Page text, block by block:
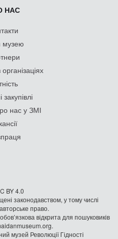
НАС
музею
закупівлі
нас у ЗМІ
BY 4.0
законодавством, у тому числі
право.
відкрита для пошуковиків
музей Революції Гідності